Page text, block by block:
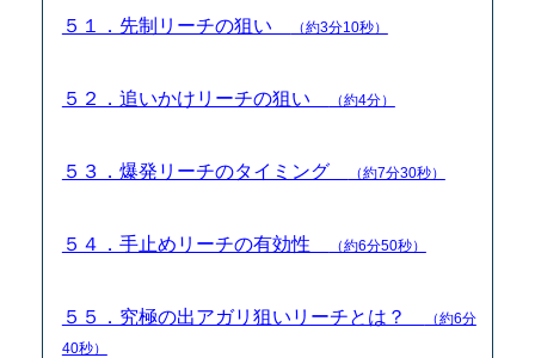
５１．先制リーチの狙い （約3分10秒）
５２．追いかけリーチの狙い （約4分）
５３．爆発リーチのタイミング （約7分30秒）
５４．手止めリーチの有効性 （約6分50秒）
５５．究極の出アガリ狙いリーチとは？
（約6分
40秒）